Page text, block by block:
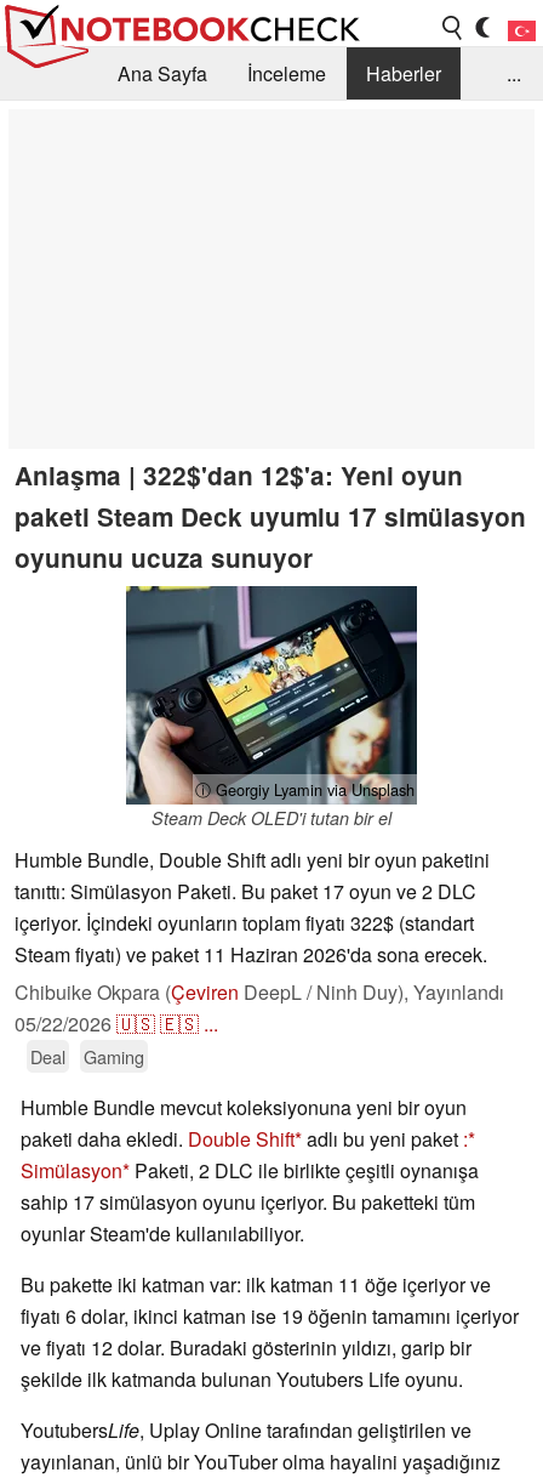
Ana Sayfa İnceleme
Haberler
...
Anlaşma | 322$'dan 12$'a: Yeni oyun
paketi Steam Deck uyumlu 17 simülasyon
oyununu ucuza sunuyor
ⓘ Georgiy Lyamin via Unsplash
Steam Deck OLED'i tutan bir el
Humble Bundle, Double Shift adlı yeni bir oyun paketini
tanıttı: Simülasyon Paketi. Bu paket 17 oyun ve 2 DLC
içeriyor. İçindeki oyunların toplam fiyatı 322$ (standart
Steam fiyatı) ve paket 11 Haziran 2026'da sona erecek.
Chibuike Okpara (Çeviren DeepL / Ninh Duy), Yayınlandı
05/22/2026🇺🇸🇪🇸 ...
Deal Gaming
Humble Bundle mevcut koleksiyonuna yeni bir oyun
paketi daha ekledi. Double Shift adlı bu yeni paket :
Simülasyon Paketi, 2 DLC ile birlikte çeşitli oynanışa
sahip 17 simülasyon oyunu içeriyor. Bu paketteki tüm
oyunlar Steam'de kullanılabiliyor.
Bu pakette iki katman var: ilk katman 11 öğe içeriyor ve
fiyatı 6 dolar, ikinci katman ise 19 öğenin tamamını içeriyor
ve fiyatı 12 dolar. Buradaki gösterinin yıldızı, garip bir
şekilde ilk katmanda bulunan Youtubers Life oyunu.
YoutubersLife, Uplay Online tarafından geliştirilen ve
yayınlanan, ünlü bir YouTuber olma hayalini yaşadığınız